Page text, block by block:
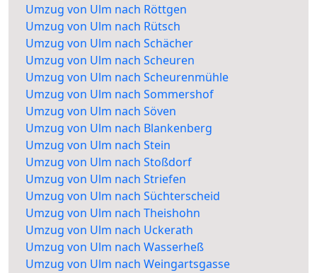
Umzug von Ulm nach Röttgen
Umzug von Ulm nach Rütsch
Umzug von Ulm nach Schächer
Umzug von Ulm nach Scheuren
Umzug von Ulm nach Scheurenmühle
Umzug von Ulm nach Sommershof
Umzug von Ulm nach Söven
Umzug von Ulm nach Blankenberg
Umzug von Ulm nach Stein
Umzug von Ulm nach Stoßdorf
Umzug von Ulm nach Striefen
Umzug von Ulm nach Süchterscheid
Umzug von Ulm nach Theishohn
Umzug von Ulm nach Uckerath
Umzug von Ulm nach Wasserheß
Umzug von Ulm nach Weingartsgasse